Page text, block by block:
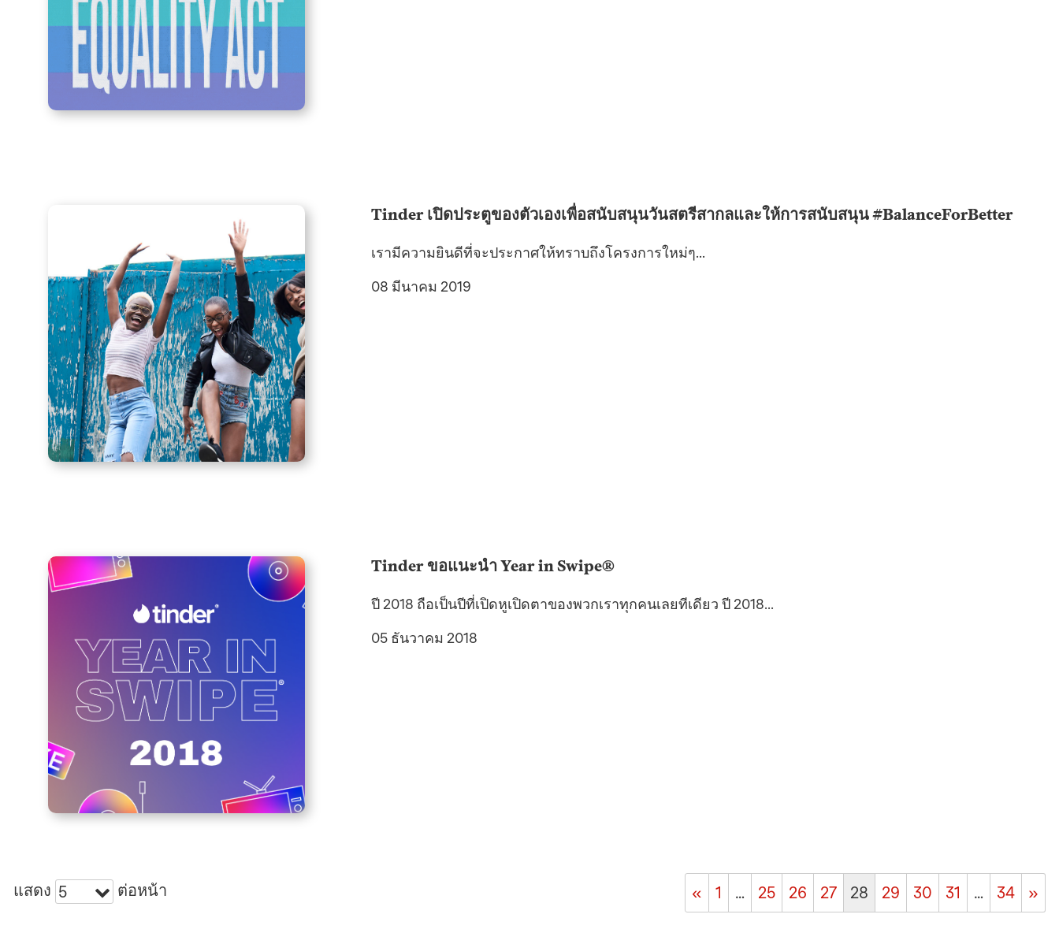
Tinder เปิดประตูของตัวเองเพื่อสนับสนุนวันสตรีสากลและให้การสนับสนุน #BalanceForBetter
เรามีความยินดีที่จะประกาศให้ทราบถึงโครงการใหม่ๆ...
08 มีนาคม 2019
Tinder ขอแนะนำ Year in Swipe®
ปี 2018 ถือเป็นปีที่เปิดหูเปิดตาของพวกเราทุกคนเลยทีเดียว ปี 2018...
05 ธันวาคม 2018
แสดง 5 ต่อหน้า « 1 … 25 26 27 28 29 30 31 … 34 »